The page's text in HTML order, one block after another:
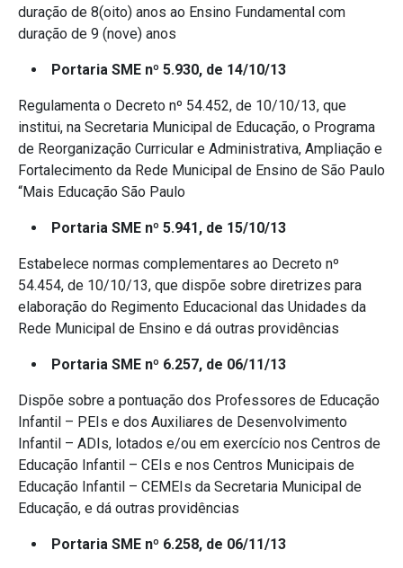
duração de 8(oito) anos ao Ensino Fundamental com
duração de 9 (nove) anos
Portaria SME nº 5.930, de 14/10/13
Regulamenta o Decreto nº 54.452, de 10/10/13, que
institui, na Secretaria Municipal de Educação, o Programa
de Reorganização Curricular e Administrativa, Ampliação e
Fortalecimento da Rede Municipal de Ensino de São Paulo
“Mais Educação São Paulo
Portaria SME nº 5.941, de 15/10/13
Estabelece normas complementares ao Decreto nº
54.454, de 10/10/13, que dispõe sobre diretrizes para
elaboração do Regimento Educacional das Unidades da
Rede Municipal de Ensino e dá outras providências
Portaria SME nº 6.257, de 06/11/13
Dispõe sobre a pontuação dos Professores de Educação
Infantil – PEIs e dos Auxiliares de Desenvolvimento
Infantil – ADIs, lotados e/ou em exercício nos Centros de
Educação Infantil – CEIs e nos Centros Municipais de
Educação Infantil – CEMEIs da Secretaria Municipal de
Educação, e dá outras providências
Portaria SME nº 6.258, de 06/11/13